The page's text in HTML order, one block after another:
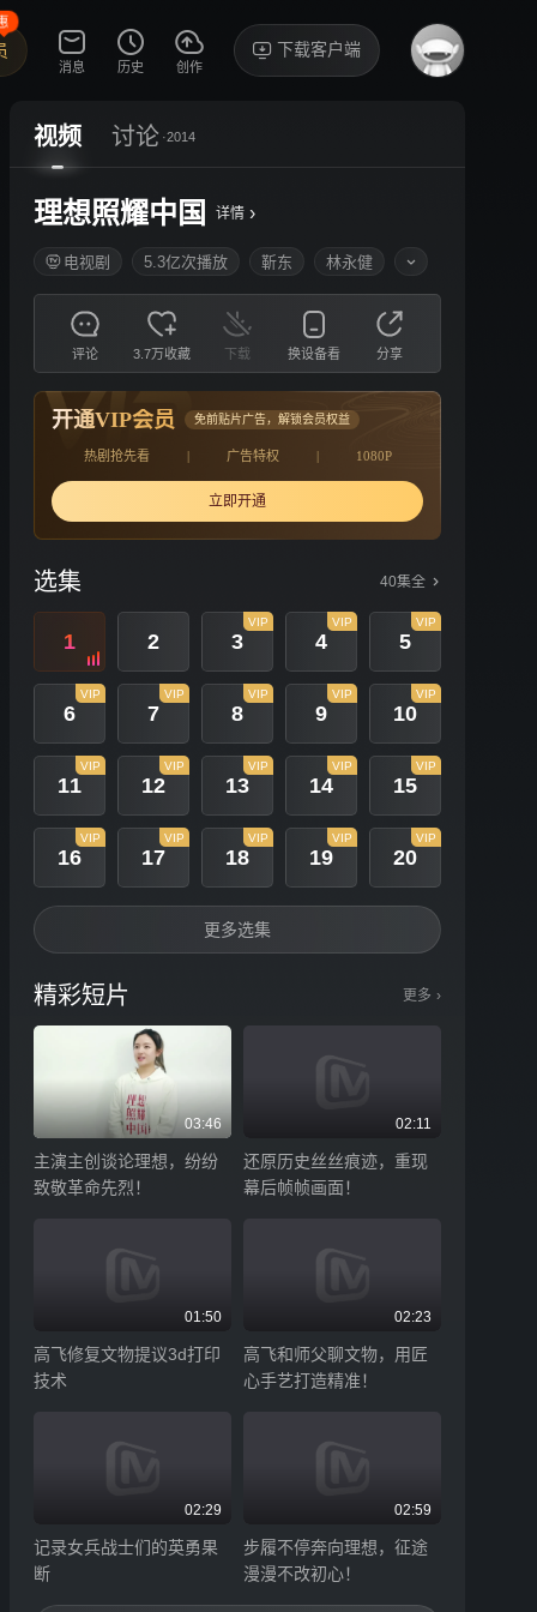
消息 历史 创作
下载客户端
视频 讨论 ·2014
理想照耀中国 详情 ›
电视剧 5.3亿次播放 靳东 林永健
评论 3.7万收藏 下载 换设备看 分享
开通VIP会员 免前贴片广告，解锁会员权益
热剧抢先看 | 广告特权 | 1080P
立即开通
选集 40集全
1 2 3
VIP
4
VIP
5
VIP
6
VIP
7
VIP
8
VIP
9
VIP
10
VIP
11
VIP
12
VIP
13
VIP
14
VIP
15
VIP
16
VIP
17
VIP
18
VIP
19
VIP
20
VIP
更多选集
精彩短片 更多 ›
03:46
主演主创谈论理想，纷纷
致敬革命先烈！
02:11
还原历史丝丝痕迹，重现
幕后帧帧画面！
01:50
高飞修复文物提议3d打印
技术
02:23
高飞和师父聊文物，用匠
心手艺打造精准！
02:29
记录女兵战士们的英勇果
断
02:59
步履不停奔向理想，征途
漫漫不改初心！